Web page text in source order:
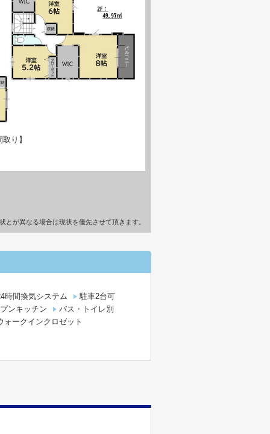
り】
とが異なる場合は現状を優先させて頂きます。
時間換気システム
駐車2台可
ンキッチン
バス・トイレ別
ォークインクロゼット